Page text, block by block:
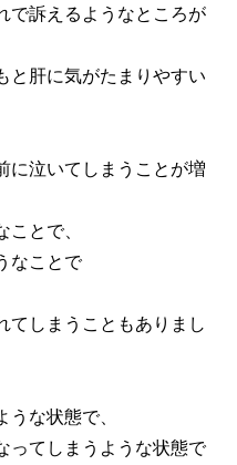
で訴えるようなところが
と肝に気がたまりやすい
に泣いてしまうことが増
とで、
なことで
てしまうこともありまし
な状態で、
ってしまうような状態で